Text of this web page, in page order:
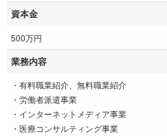
資本金
500万円
業務内容
・有料職業紹介、無料職業紹介
・労働者派遣事業
・インターネットメディア事業
・医療コンサルティング事業